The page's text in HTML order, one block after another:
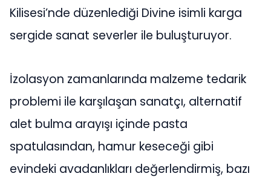
Kilisesi’nde düzenlediği Divine isimli karga
sergide sanat severler ile buluşturuyor.
İzolasyon zamanlarında malzeme tedarik
problemi ile karşılaşan sanatçı, alternatif
alet bulma arayışı içinde pasta
spatulasından, hamur keseceği gibi
evindeki avadanlıkları değerlendirmiş, bazı